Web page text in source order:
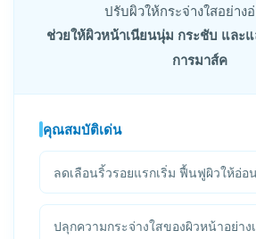
ปรับผิวให้กระจ่างใสอย่าง
ช่วยให้ผิวหน้าเนียนนุ่ม กระชับ และ
การมาส์ค
คุณสมบัติเด่น
ลดเลือนริ้วรอยแรกเริ่ม ฟื้นฟูผิวให้อ่อ
ปลุกความกระจ่างใสของผิวหน้าอย่า